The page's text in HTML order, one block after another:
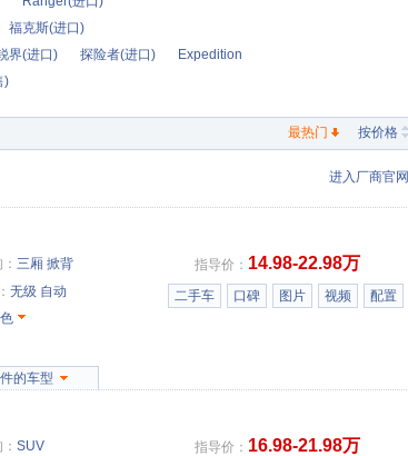
福克斯(进口)
界(进口) 探险者(进口)
Expedition
)
最热门 按价格
进入厂商官网
三厢 掀背
无级 自动
指导价： 14.98-22.98万
二手车 口碑 图片 视频 配置
的车型
SUV
指导价： 16.98-21.98万